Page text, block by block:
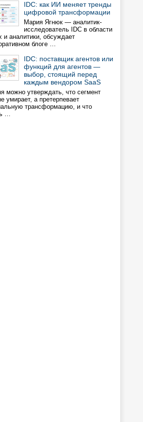
IDC: как ИИ меняет тренды
цифровой трансформации
Мария Ягнюк — аналитик-
исследователь IDC в области
и аналитики, обсуждает
блоге …
IDC: поставщик агентов или
функций для агентов —
выбор, стоящий перед
каждым вендором SaaS
можно утверждать, что сегмент
умирает, а претерпевает
трансформацию, и что
…